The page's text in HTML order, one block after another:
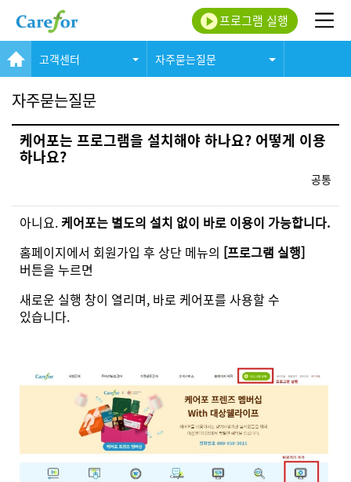
프로그램 실행
고객센터 자주묻는질문
자주묻는질문
케어포는 프로그램을 설치해야 하나요? 어떻게 이용
하나요?
공통
아니요. 케어포는 별도의 설치 없이 바로 이용이 가능합니다.
홈페이지에서 회원가입 후 상단 메뉴의 [프로그램 실행]
버튼을 누르면
새로운 실행 창이 열리며, 바로 케어포를 사용할 수
있습니다.